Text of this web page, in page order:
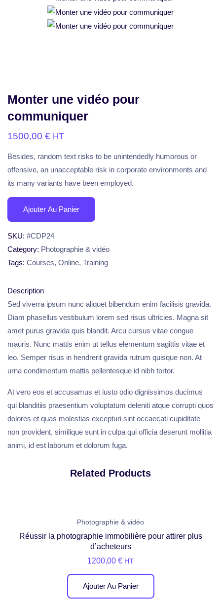
Monter une vidéo pour
communiquer
1500,00 € HT
Besides, random text risks to be unintendedly humorous or
offensive, an unacceptable risk in corporate environments and
its many variants have been employed.
Ajouter Au Panier
SKU: #CDP24
Category: Photographie & vidéo
Tags: Courses, Online, Training
Description
Sed viverra ipsum nunc aliquet bibendum enim facilisis gravida.
Diam phasellus vestibulum lorem sed risus ultricies. Magna sit
amet purus gravida quis blandit. Arcu cursus vitae congue
mauris. Nunc mattis enim ut tellus elementum sagittis vitae et
leo. Semper risus in hendrerit gravida rutrum quisque non. At
urna condimentum mattis pellentesque id nibh tortor.
At vero eos et accusamus et iusto odio dignissimos ducimus
qui blanditiis praesentium voluptatum deleniti atque corrupti quos
dolores et quas molestias excepturi sint occaecati cupiditate
non provident, similique sunt in culpa qui officia deserunt mollitia
animi, id est laborum et dolorum fuga.
Related Products
Photographie & vidéo
Réussir la photographie immobilière pour attirer plus
d’acheteurs
1200,00 € HT
Ajouter Au Panier